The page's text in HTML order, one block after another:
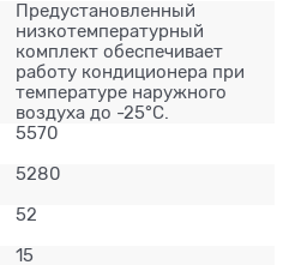
Предустановленный
низкотемпературный
комплект обеспечивает
работу кондиционера при
температуре наружного
воздуха до -25°С.
5570
5280
52
15